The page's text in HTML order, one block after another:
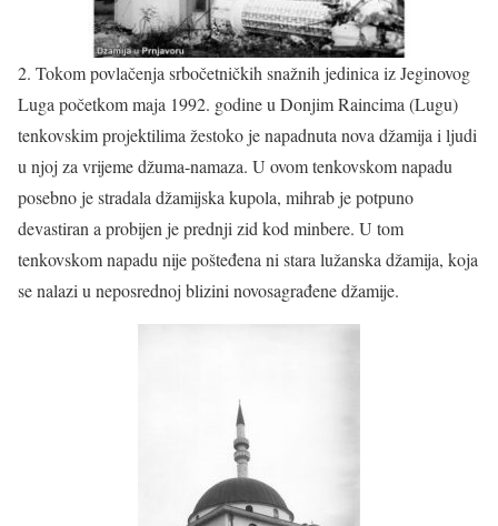
2. Tokom povlačenja srbočetničkih snažnih jedinica iz Jeginovog
Luga početkom maja 1992. godine u Donjim Raincima (Lugu)
tenkovskim projektilima žestoko je napadnuta nova džamija i ljudi
u njoj za vrijeme džuma-namaza. U ovom tenkovskom napadu
posebno je stradala džamijska kupola, mihrab je potpuno
devastiran a probijen je prednji zid kod minbere. U tom
tenkovskom napadu nije pošteđena ni stara lužanska džamija, koja
se nalazi u neposrednoj blizini novosagrađene džamije.